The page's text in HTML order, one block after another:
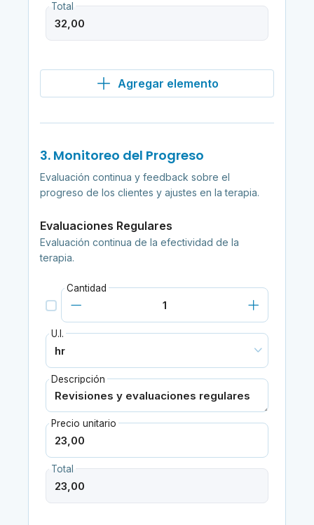
Total
Agregar elemento
3. Monitoreo del Progreso
Evaluación continua y feedback sobre el
progreso de los clientes y ajustes en la terapia.
Evaluaciones Regulares
Evaluación continua de la efectividad de la
terapia.
Cantidad
U.I.
Descripción
Precio unitario
Total